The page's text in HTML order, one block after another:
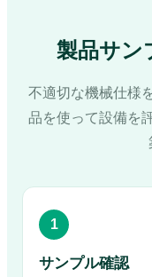
製品サン
不適切な機械仕様
品を使って設備を
1
サンプル確認